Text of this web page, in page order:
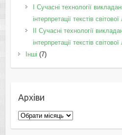
I Cучасні технології
інтерпретації текстів
II Cучасні технології
інтерпретації текстів
Інші (7)
Архіви
Архіви